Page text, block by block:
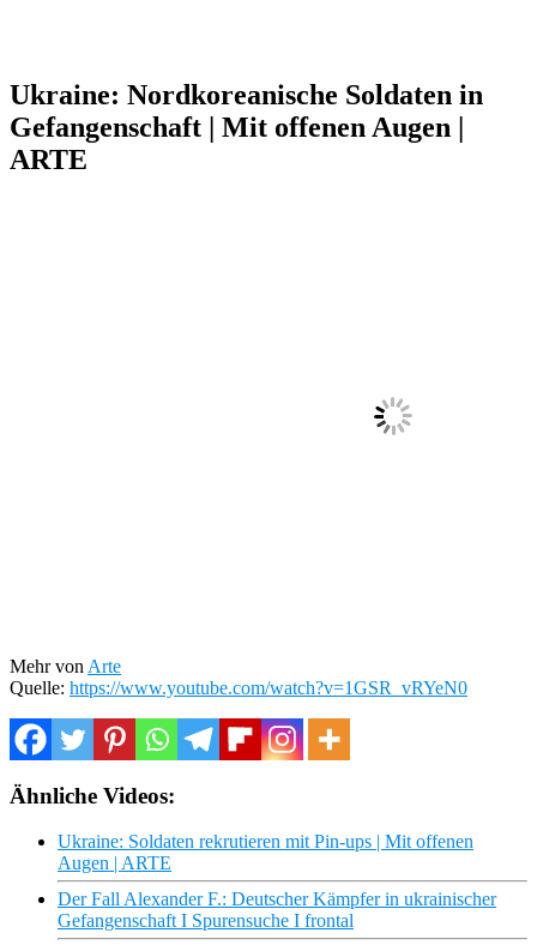
Ukraine: Nordkoreanische Soldaten in
Gefangenschaft | Mit offenen Augen |
ARTE
Mehr von Arte
Quelle: https://www.youtube.com/watch?v=1GSR_vRYeN0
Ähnliche Videos:
Ukraine: Soldaten rekrutieren mit Pin-ups | Mit offenen
Augen | ARTE
Der Fall Alexander F.: Deutscher Kämpfer in ukrainischer
Gefangenschaft I Spurensuche I frontal